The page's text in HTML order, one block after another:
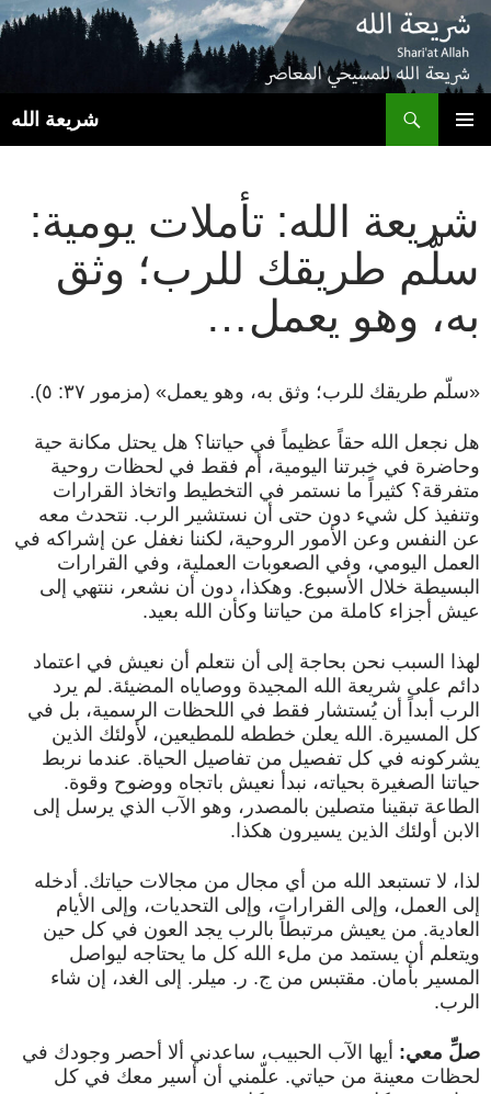
شريعة الله
شريعة الله: تأملات يومية:
سلّم طريقك للرب؛ وثق
به، وهو يعمل…
«سلّم طريقك للرب؛ وثق به، وهو يعمل» (مزمور ٣٧: ٥).
هل نجعل الله حقاً عظيماً في حياتنا؟ هل يحتل مكانة حية
وحاضرة في خبرتنا اليومية، أم فقط في لحظات روحية
متفرقة؟ كثيراً ما نستمر في التخطيط واتخاذ القرارات
وتنفيذ كل شيء دون حتى أن نستشير الرب. نتحدث معه
عن النفس وعن الأمور الروحية، لكننا نغفل عن إشراكه في
العمل اليومي، وفي الصعوبات العملية، وفي القرارات
البسيطة خلال الأسبوع. وهكذا، دون أن نشعر، ننتهي إلى
عيش أجزاء كاملة من حياتنا وكأن الله بعيد.
لهذا السبب نحن بحاجة إلى أن نتعلم أن نعيش في اعتماد
دائم على شريعة الله المجيدة ووصاياه المضيئة. لم يرد
الرب أبداً أن يُستشار فقط في اللحظات الرسمية، بل في
كل المسيرة. الله يعلن خططه للمطيعين، لأولئك الذين
يشركونه في كل تفصيل من تفاصيل الحياة. عندما نربط
حياتنا الصغيرة بحياته، نبدأ نعيش باتجاه ووضوح وقوة.
الطاعة تبقينا متصلين بالمصدر، وهو الآب الذي يرسل إلى
الابن أولئك الذين يسيرون هكذا.
لذا، لا تستبعد الله من أي مجال من مجالات حياتك. أدخله
إلى العمل، وإلى القرارات، وإلى التحديات، وإلى الأيام
العادية. من يعيش مرتبطاً بالرب يجد العون في كل حين
ويتعلم أن يستمد من ملء الله كل ما يحتاجه ليواصل
المسير بأمان. مقتبس من ج. ر. ميلر. إلى الغد، إن شاء
الرب.
صلِّ معي: أيها الآب الحبيب، ساعدني ألا أحصر وجودك في
لحظات معينة من حياتي. علّمني أن أسير معك في كل